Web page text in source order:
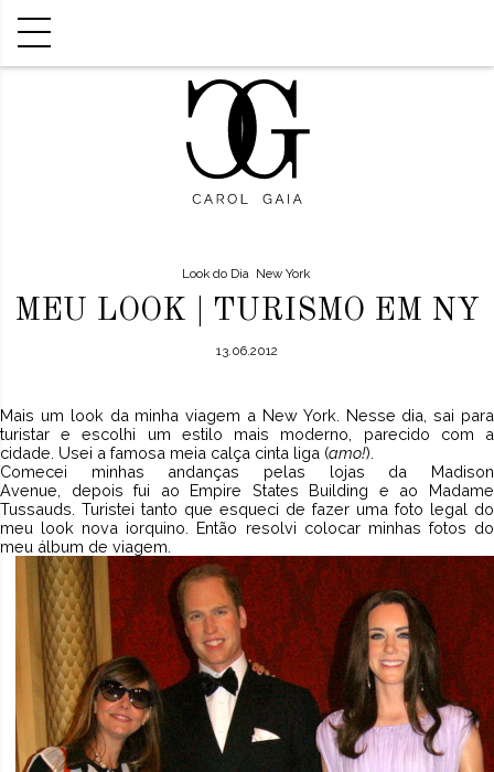
Look do Dia New York
MEU LOOK | TURISMO EM NY
13.06.2012
Mais um look da minha viagem a New York. Nesse dia, sai para
turistar e escolhi um estilo mais moderno, parecido com a
cidade. Usei a famosa meia calça cinta liga (amo!).
Comecei minhas andanças pelas lojas da Madison
Avenue, depois fui ao Empire States Building e ao Madame
Tussauds. Turistei tanto que esqueci de fazer uma foto legal do
meu look nova iorquino. Então resolvi colocar minhas fotos do
meu álbum de viagem.